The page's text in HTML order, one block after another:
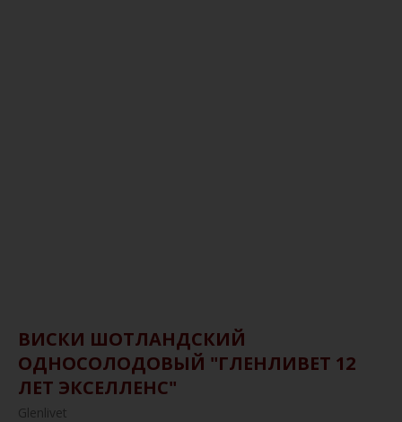
ВИСКИ ШОТЛАНДСКИЙ
ОДНОСОЛОДОВЫЙ "ГЛЕНЛИВЕТ 12
ЛЕТ ЭКСЕЛЛЕНС"
Glenlivet